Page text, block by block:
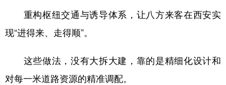
重构枢纽交通与诱导体系，让八方来客在西安实
现“进得来、走得顺”。
这些做法，没有大拆大建，靠的是精细化设计和
对每一米道路资源的精准调配。